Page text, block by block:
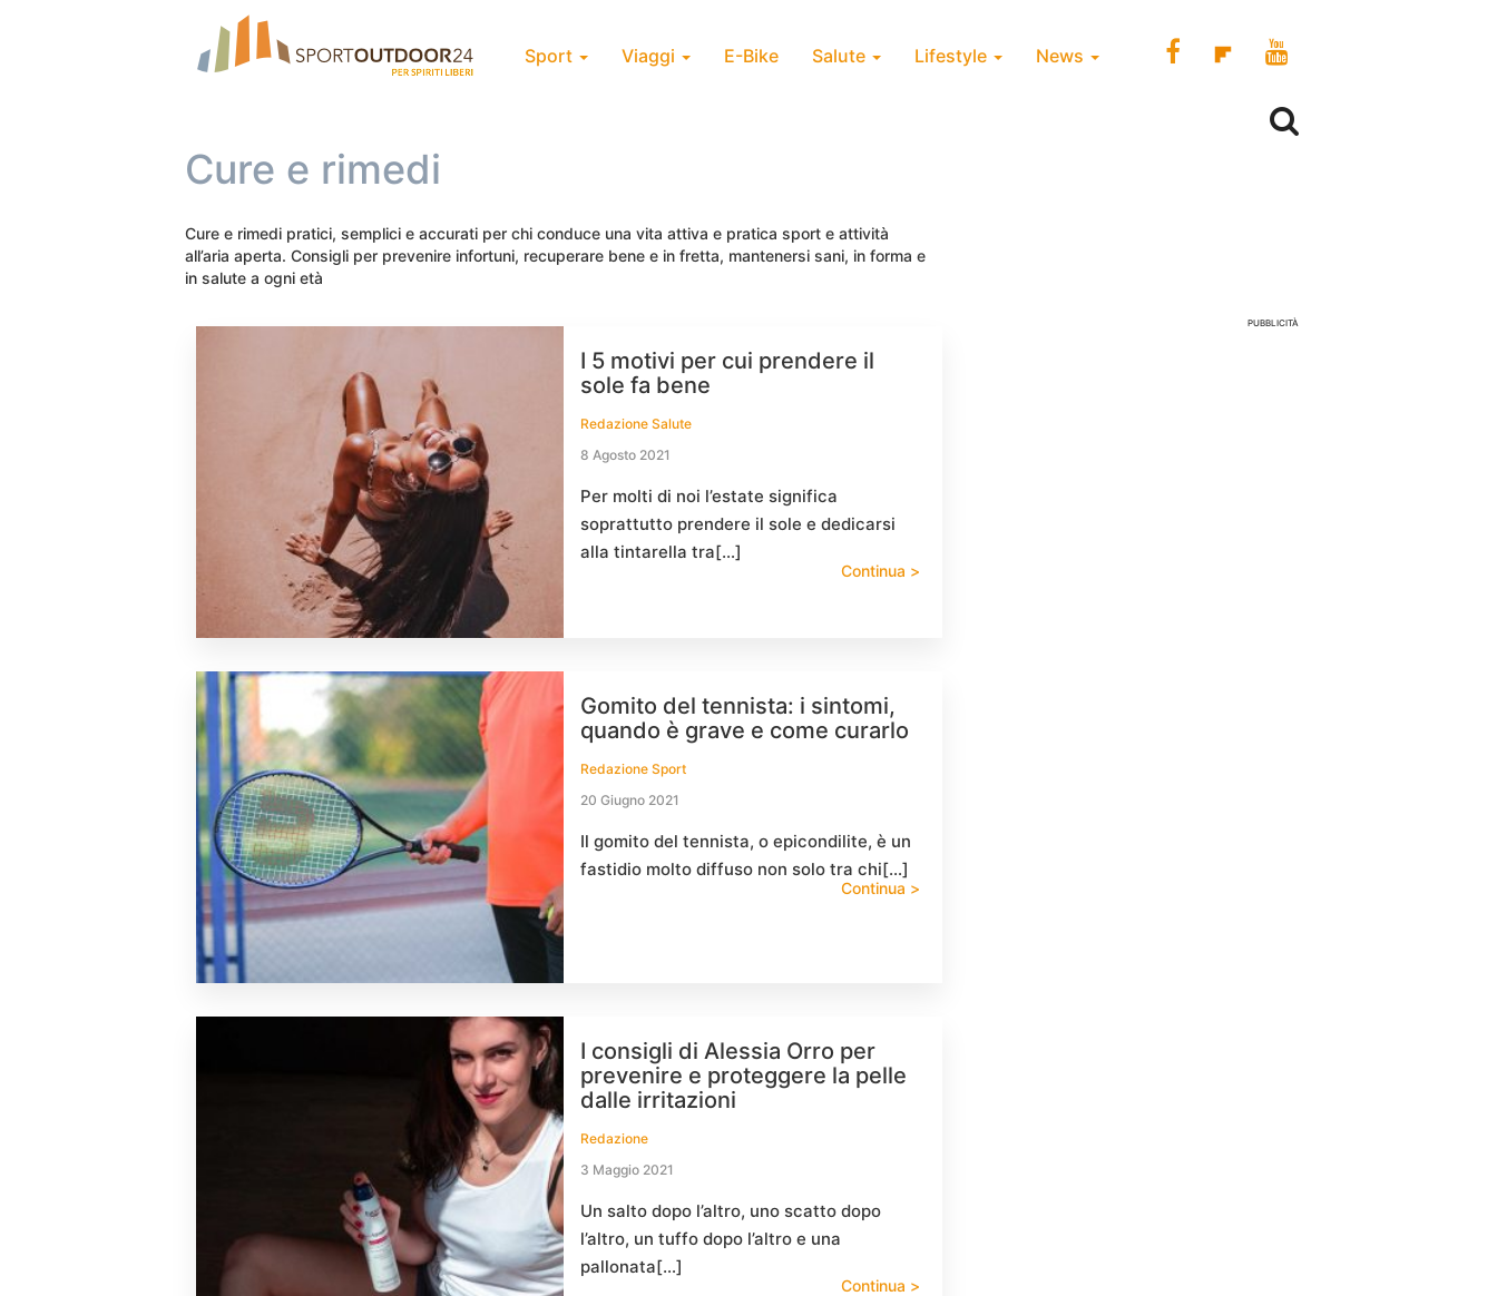
Sport Viaggi E-Bike Salute Lifestyle News
Cure e rimedi
Cure e rimedi pratici, semplici e accurati per chi conduce una vita attiva e pratica sport e attività
all’aria aperta. Consigli per prevenire infortuni, recuperare bene e in fretta, mantenersi sani, in forma e
in salute a ogni età
I 5 motivi per cui prendere il
sole fa bene
Redazione Salute
8 Agosto 2021
Per molti di noi l’estate significa
soprattutto prendere il sole e dedicarsi
alla tintarella tra[…]
Continua >
Gomito del tennista: i sintomi,
quando è grave e come curarlo
Redazione Sport
20 Giugno 2021
Il gomito del tennista, o epicondilite, è un
fastidio molto diffuso non solo tra chi[…]
Continua >
I consigli di Alessia Orro per
prevenire e proteggere la pelle
dalle irritazioni
Redazione
3 Maggio 2021
Un salto dopo l’altro, uno scatto dopo
l’altro, un tuffo dopo l’altro e una
pallonata[…]
Continua >
PUBBLICITÀ